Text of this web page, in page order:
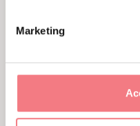
Marketing
Festa-mercato di